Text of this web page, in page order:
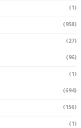
(1)
(958)
(27)
(96)
(1)
(694)
(156)
(1)